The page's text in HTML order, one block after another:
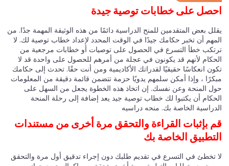
على خطابات توصية جيدة
بعض المتقدمين للمنح الدراسية دائمًا من هذه الوثيقة المهمة جدًا. من
أن تخبر حكامك جيدًا في الوقت المحدد لإعداد خطاب توصية لك. لا
خطأ التسرع في الحصول على توصيات أو خطابات مرجعية من
لأنهم قد يكونون في عجلة من أمرهم للحصول على واحدة قد لا
انعكاسًا حقيقيًا لقدراتك الأكاديمية ومن أنت حقًا. تحدث إلى حكامك
، وإذا أمكن سلمهم يدويًا حزمة تتضمن قائمة دقيقة من المعلومات
المنحة وعن نفسك. إن اتخاذ هذه الخطوة يجعل من السهل على
أن يكتبوا لك خطاب توصية جيد يعد إضافة إلى رحلة المنحة
الخاصة بك. منحه دراسيه
بإثبات القراءة والتحقق مرة أخرى من مستندات
الخاصة بك
تخطئ في التسرع في تقديم طلبك دون إجراء تدقيق أول مرة والتحقق